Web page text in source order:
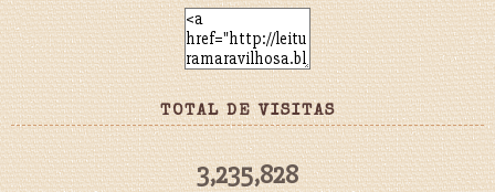
TOTAL DE VISITAS
3,235,828